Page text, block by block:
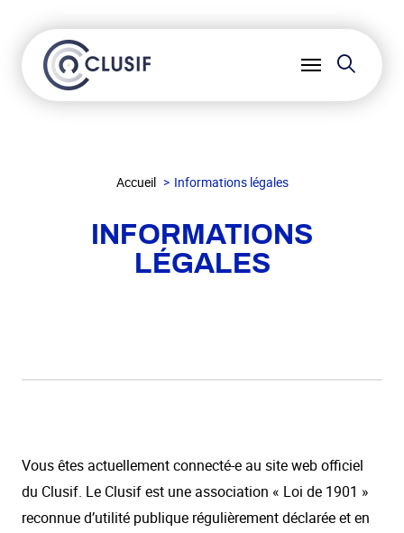
Ouvrir
Accueil Informations légales
INFORMATIONS
LÉGALES
Vous êtes actuellement connecté-e au site web officiel
du Clusif. Le Clusif est une association « Loi de 1901 »
reconnue d’utilité publique régulièrement déclarée et en